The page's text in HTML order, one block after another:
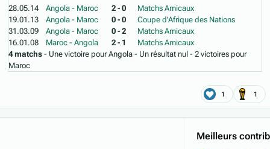
4 matchs - Une victoire pour Angola - Un résultat nul - 2 victoires pour
Maroc
28.05.14 Angola - Maroc 2 - 0
Matchs Amicaux
19.01.13
Angola - Maroc 0 - 0
Coupe d'Afrique des Nations
31.03.09
Angola - Maroc 0 - 2
Matchs Amicaux
16.01.08
Maroc - Angola 2 - 1 Matchs Amicaux
1 1
Meilleurs